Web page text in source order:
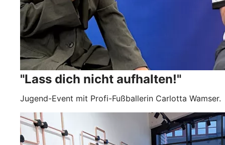
"Lass dich nicht aufhalten!"
Jugend-Event mit Profi-Fußballerin Carlotta Wamser.